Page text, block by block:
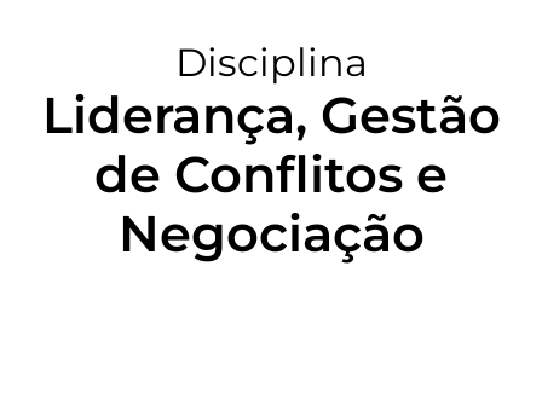
Disciplina
Liderança, Gestão
de Conflitos e
Negociação